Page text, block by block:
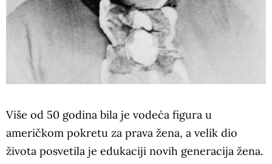
Više od 50 godina bila je vodeća figura u
američkom pokretu za prava žena, a velik dio
života posvetila je edukaciji novih generacija žena.